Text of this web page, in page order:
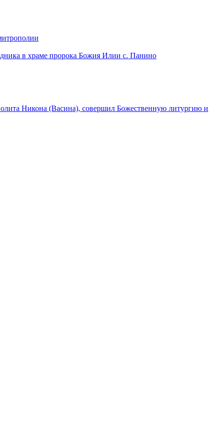
в храме пророка Божия Илии с. Панино
Никона (Васина), совершил Божественную литургию и